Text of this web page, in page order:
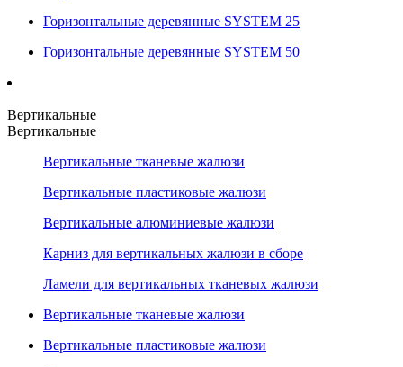
Горизонтальные деревянные SYSTEM 25
Горизонтальные деревянные SYSTEM 50
Вертикальные
Вертикальные
Вертикальные тканевые жалюзи
Вертикальные пластиковые жалюзи
Вертикальные алюминиевые жалюзи
Карниз для вертикальных жалюзи в сборе
Ламели для вертикальных тканевых жалюзи
Вертикальные тканевые жалюзи
Вертикальные пластиковые жалюзи